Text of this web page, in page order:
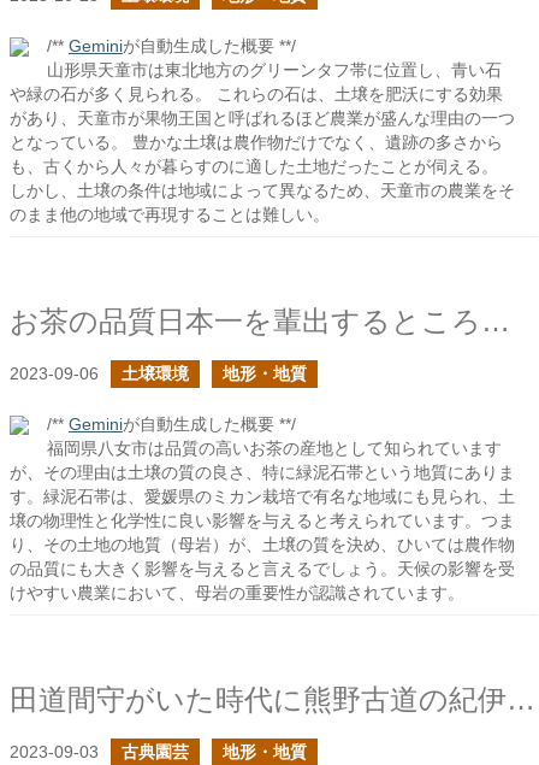
/** Geminiが自動生成した概要 **/
山形県天童市は東北地方のグリーンタフ帯に位置し、青い石
や緑の石が多く見られる。 これらの石は、土壌を肥沃にする効果
があり、天童市が果物王国と呼ばれるほど農業が盛んな理由の一つ
となっている。 豊かな土壌は農作物だけでなく、遺跡の多さから
も、古くから人々が暮らすのに適した土地だったことが伺える。
しかし、土壌の条件は地域によって異なるため、天童市の農業をそ
のまま他の地域で再現することは難しい。
お茶の品質日本一を輩出するところは緑泥石帯
2023-09-06 土壌環境 地形・地質
/** Geminiが自動生成した概要 **/
福岡県八女市は品質の高いお茶の産地として知られています
が、その理由は土壌の質の良さ、特に緑泥石帯という地質にありま
す。緑泥石帯は、愛媛県のミカン栽培で有名な地域にも見られ、土
壌の物理性と化学性に良い影響を与えると考えられています。つま
り、その土地の地質（母岩）が、土壌の質を決め、ひいては農作物
の品質にも大きく影響を与えると言えるでしょう。天候の影響を受
けやすい農業において、母岩の重要性が認識されています。
田道間守がいた時代に熊野古道の紀伊路は利用されていたか？
2023-09-03 古典園芸 地形・地質